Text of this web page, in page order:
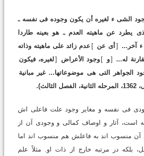
الشى ء لغیره أن یکون وجوده فى نفسه ـ
یطرد عن ماهیته العدم ـ هو بعینه طاردا
آخر... [ أى عن ] عدم زائد على ماهیته وذاته
له... [و ] وجود الأعراض [لغیره، فیکون
الجواهر التى هى موضوعاتها... غیر مبانیة
فى نفسه و مغایر وجود علت فاعلى اش
است، آثار و اوصاف کمالى و وجودى آن از
منسوب اند به فاعلش هم منسوب اند اما
بلکه در مرتبه خارج از ذات او. مثلاً علم